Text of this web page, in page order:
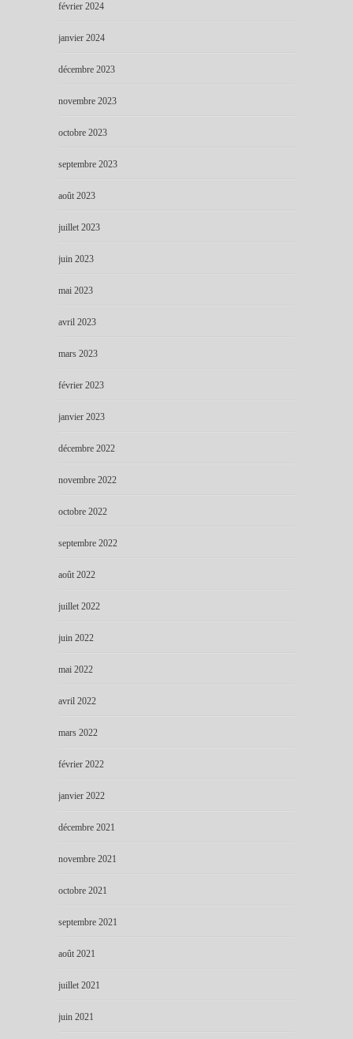
février 2024
janvier 2024
décembre 2023
novembre 2023
octobre 2023
septembre 2023
août 2023
juillet 2023
juin 2023
mai 2023
avril 2023
mars 2023
février 2023
janvier 2023
décembre 2022
novembre 2022
octobre 2022
septembre 2022
août 2022
juillet 2022
juin 2022
mai 2022
avril 2022
mars 2022
février 2022
janvier 2022
décembre 2021
novembre 2021
octobre 2021
septembre 2021
août 2021
juillet 2021
juin 2021